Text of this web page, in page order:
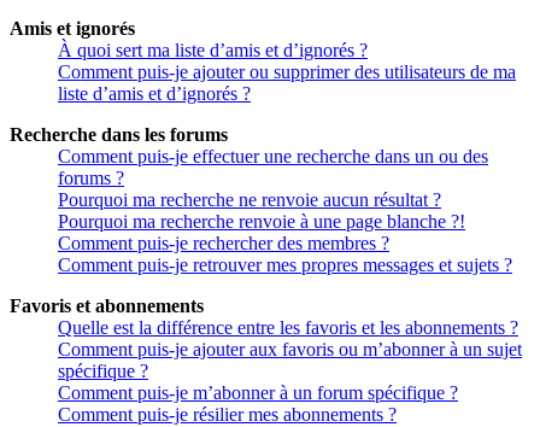
Amis et ignorés
À quoi sert ma liste d’amis et d’ignorés ?
Comment puis-je ajouter ou supprimer des utilisateurs de ma
liste d’amis et d’ignorés ?
Recherche dans les forums
Comment puis-je effectuer une recherche dans un ou des
forums ?
Pourquoi ma recherche ne renvoie aucun résultat ?
Pourquoi ma recherche renvoie à une page blanche ?!
Comment puis-je rechercher des membres ?
Comment puis-je retrouver mes propres messages et sujets ?
Favoris et abonnements
Quelle est la différence entre les favoris et les abonnements ?
Comment puis-je ajouter aux favoris ou m’abonner à un sujet
spécifique ?
Comment puis-je m’abonner à un forum spécifique ?
Comment puis-je résilier mes abonnements ?